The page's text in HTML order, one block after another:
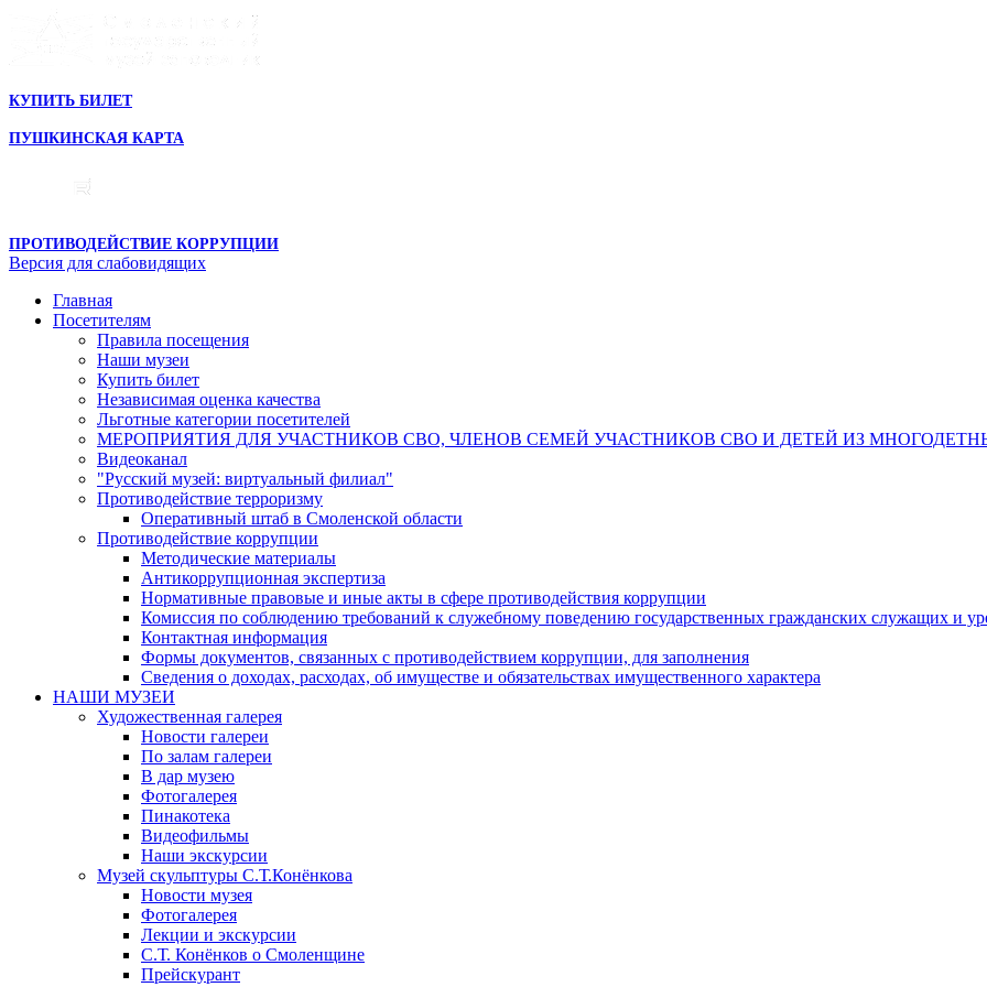
КУПИТЬ БИЛЕТ
ПУШКИНСКАЯ КАРТА
ПРОТИВОДЕЙСТВИЕ КОРРУПЦИИ
Версия для слабовидящих
Главная
Посетителям
Правила посещения
Наши музеи
Купить билет
Независимая оценка качества
Льготные категории посетителей
МЕРОПРИЯТИЯ ДЛЯ УЧАСТНИКОВ СВО, ЧЛЕНОВ СЕМЕЙ УЧАСТНИКОВ СВО И ДЕТЕЙ ИЗ
Видеоканал
"Русский музей: виртуальный филиал"
Противодействие терроризму
Оперативный штаб в Смоленской области
Противодействие коррупции
Методические материалы
Антикоррупционная экспертиза
Нормативные правовые и иные акты в сфере противодействия коррупции
Комиссия по соблюдению требований к служебному поведению государственных гражданских служащих и
Контактная информация
Формы документов, связанных с противодействием коррупции, для заполнения
Сведения о доходах, расходах, об имуществе и обязательствах имущественного характера
НАШИ МУЗЕИ
Художественная галерея
Новости галереи
По залам галереи
В дар музею
Фотогалерея
Пинакотека
Видеофильмы
Наши экскурсии
Музей скульптуры С.Т.Конёнкова
Новости музея
Фотогалерея
Лекции и экскурсии
С.Т. Конёнков о Смоленщине
Прейскурант